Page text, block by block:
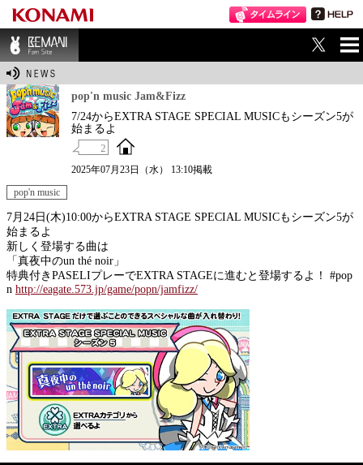
BEMANI Fan Sit
pop'n music Jam&Fizz
7/24からEXTRA STAGE SPECIAL MUSICもシーズン5が
始まるよ
2
2025年07月23日（水） 13:10掲載
pop'n music
7月24日(木)10:00からEXTRA STAGE SPECIAL MUSICもシーズン5が
始まるよ
新しく登場する曲は
「真夜中のun thé noir」
特典付きPASELIプレーでEXTRA STAGEに進むと登場するよ！ #pop
n http://eagate.573.jp/game/popn/jamfizz/